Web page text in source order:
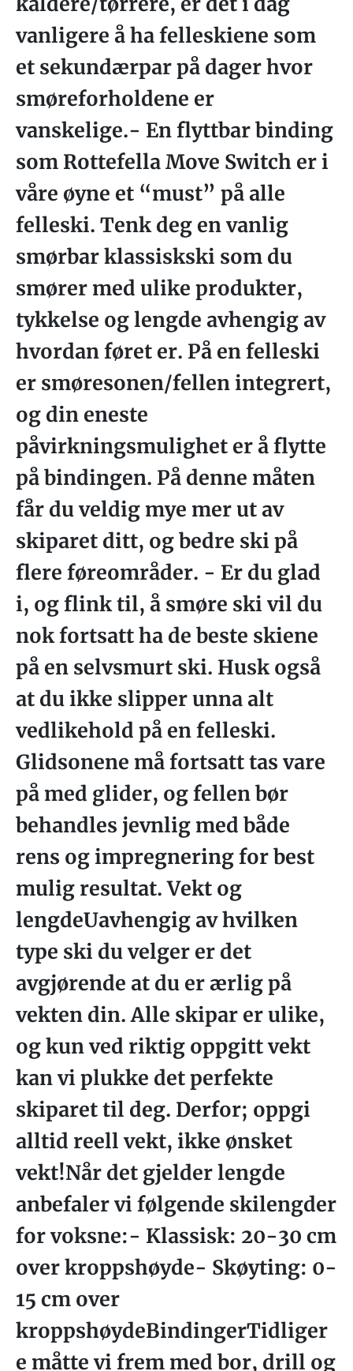
vanligere å ha felleskiene som
et sekundærpar på dager hvor
smøreforholdene er
vanskelige.- En flyttbar binding
som Rottefella Move Switch er i
våre øyne et “must” på alle
felleski. Tenk deg en vanlig
smørbar klassiskski som du
smører med ulike produkter,
tykkelse og lengde avhengig av
hvordan føret er. På en felleski
er smøresonen/fellen integrert,
og din eneste
påvirkningsmulighet er å flytte
på bindingen. På denne måten
får du veldig mye mer ut av
skiparet ditt, og bedre ski på
flere føreområder. - Er du glad
i, og flink til, å smøre ski vil du
nok fortsatt ha de beste skiene
på en selvsmurt ski. Husk også
at du ikke slipper unna alt
vedlikehold på en felleski.
Glidsonene må fortsatt tas vare
på med glider, og fellen bør
behandles jevnlig med både
rens og impregnering for best
mulig resultat. Vekt og
lengdeUavhengig av hvilken
type ski du velger er det
avgjørende at du er ærlig på
vekten din. Alle skipar er ulike,
og kun ved riktig oppgitt vekt
kan vi plukke det perfekte
skiparet til deg. Derfor; oppgi
alltid reell vekt, ikke ønsket
vekt!Når det gjelder lengde
anbefaler vi følgende skilengder
for voksne:- Klassisk: 20-30 cm
over kroppshøyde- Skøyting: 0-
15 cm over
kroppshøydeBindingerTidliger
e måtte vi frem med bor, drill og